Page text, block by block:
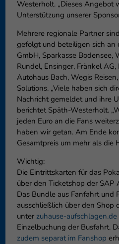
Westerholt. „Dieses Angebot
Unterstützung unserer
Mehrere regionale Partner
gefolgt und beteiligen sich an
GmbH, Sparkasse Bodensee,
Rundel, Ensinger, Fränkel
Autohaus Bach, Wegis
Solutions. „Viele haben sich
Nachricht gemeldet und ihre
berichtet Späth-Westerholt.
jeden Euro an die Fans
haben wir getan. Am Ende
Gesamtpreis um mehr als die
Wichtig:
Die Eintrittskarten für das
über den Ticketshop der SAP
Das Bundle aus Fanfahrt und
ausschließlich über den Shop
unter zuhause-aufschlagen.de
Einzelbuchung der Busfahrt.
zudem separat im Fanshop